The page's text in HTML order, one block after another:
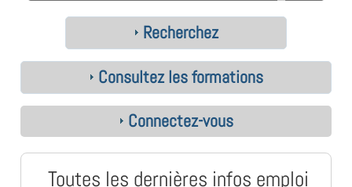
Recherchez
Consultez les formations
Connectez-vous
Toutes les dernières infos emploi